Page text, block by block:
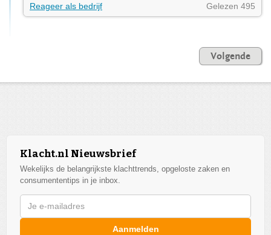
Reageer als bedrijf
Gelezen 495
Volgende
Klacht.nl Nieuwsbrief
Wekelijks de belangrijkste klachttrends, opgeloste zaken en
consumententips in je inbox.
Aanmelden